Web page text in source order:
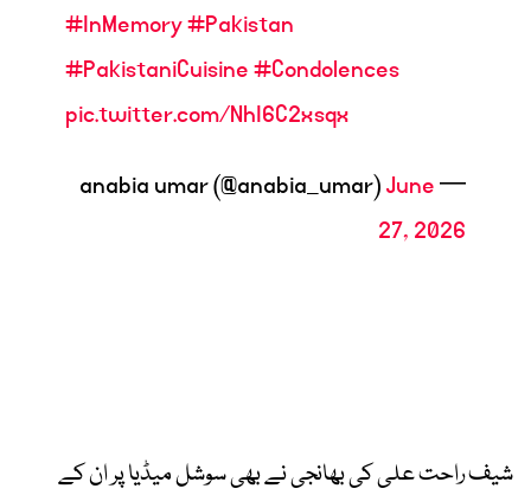
#InMemory#Pakistan
#PakistaniCuisine#Condolences
pic.twitter.com/NhI6C2xsqx
— anabia umar (@anabia_umar)
June
27, 2026
شیف راحت علی کی بھانجی نے بھی سوشل میڈیا پر ان کے